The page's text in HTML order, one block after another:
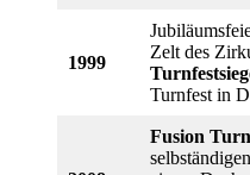
1999
Zelt des
Turnfest in
Fusion